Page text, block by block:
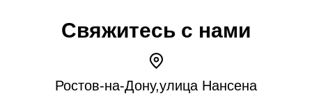
Ростов-на-Дону,улица Нансена
Свяжитесь с нами